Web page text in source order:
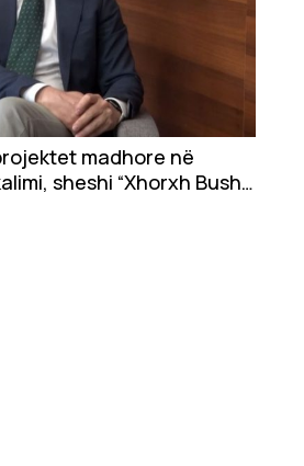
madhore në
sheshi “Xhorxh Bush”